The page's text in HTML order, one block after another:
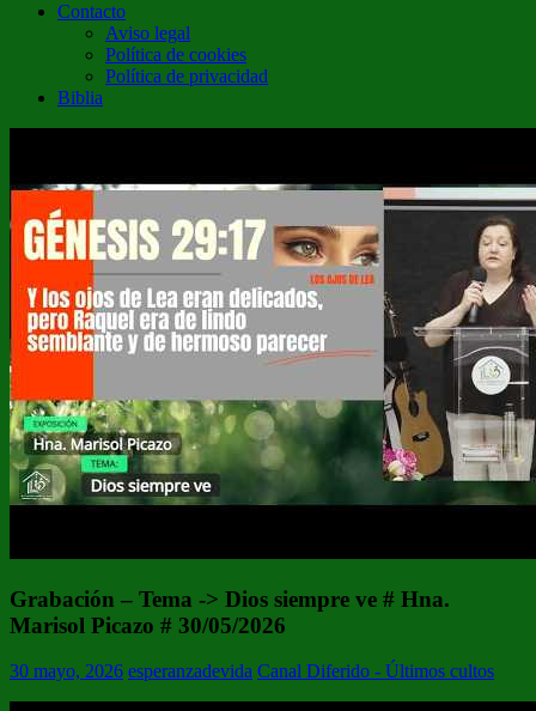
Contacto
Aviso legal
Política de cookies
Política de privacidad
Biblia
Grabación – Tema -> Dios siempre ve # Hna.
Marisol Picazo # 30/05/2026
30 mayo, 2026 esperanzadevida Canal Diferido - Últimos cultos